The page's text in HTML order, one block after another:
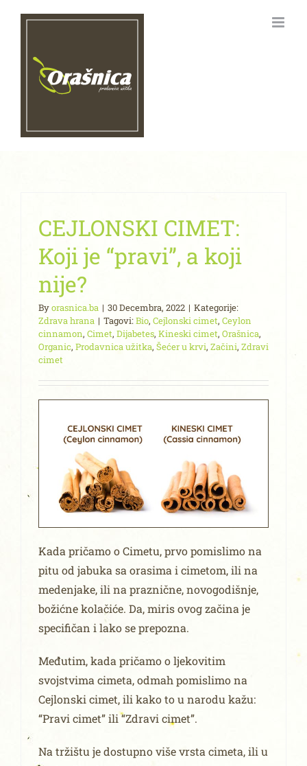
CEJLONSKI CIMET:
Koji je “pravi”, a koji
nije?
Byorasnica.ba | 30 Decembra, 2022 | Kategorije:
Zdrava hrana | Tagovi:Bio, Cejlonski cimet, Ceylon
cinnamon, Cimet, Dijabetes, Kineski cimet, Orašnica,
Organic, Prodavnica užitka, Šećer u krvi, Začini, Zdravi
cimet
Kada pričamo o Cimetu, prvo pomislimo na
pitu od jabuka sa orasima i cimetom, ili na
medenjake, ili na praznične, novogodišnje,
božićne kolačiće. Da, miris ovog začina je
specifičan i lako se prepozna.
Međutim, kada pričamo o ljekovitim
svojstvima cimeta, odmah pomislimo na
Cejlonski cimet, ili kako to u narodu kažu:
“Pravi cimet” ili “Zdravi cimet”.
Na tržištu je dostupno više vrsta cimeta, ili u